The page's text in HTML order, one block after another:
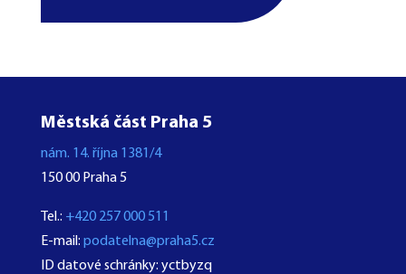
Městská část Praha 5
nám. 14. října 1381/4
150 00 Praha 5
Tel.: +420 257 000 511
E-mail: podatelna@praha5.cz
ID datové schránky: yctbyzq